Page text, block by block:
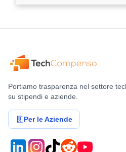
Portiamo trasparenza nel settore
su stipendi e aziende.
Per le Aziende